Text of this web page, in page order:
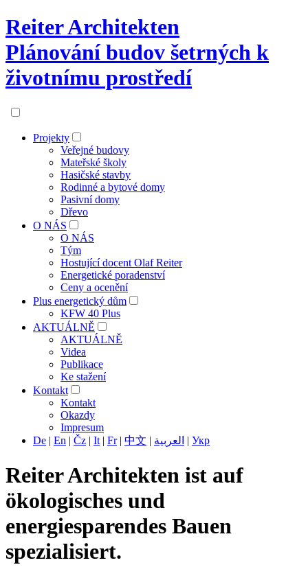
Reiter Architekten
Plánování budov šetrných k
životnímu prostředí
Projekty
Veřejné budovy
Mateřské školy
Hasičské stavby
Rodinné a bytové domy
Pasivní domy
Dřevo
O NÁS
O NÁS
Tým
Hostující docent Olaf Reiter
Energetické poradenství
Ceny a ocenění
Plus energetický dům
KFW 40 Plus
AKTUÁLNĚ
AKTUÁLNĚ
Videa
Publikace
Ke stažení
Kontakt
Kontakt
Okazdy
Impresum
De | En | Čz | It | Fr| 中文 | العربية | Укр
Reiter Architekten ist auf
ökologisches und
energiesparendes Bauen
spezialisiert.